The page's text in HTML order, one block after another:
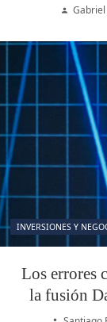
INVERSIONES Y
Los errores
la fusión